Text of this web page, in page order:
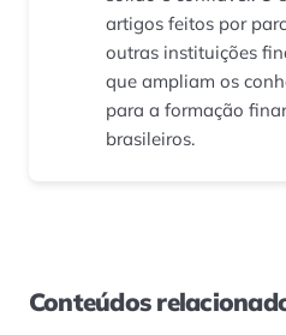
artigos feitos por
outras instituições
que ampliam os
para a formação
brasileiros.
Conteúdos